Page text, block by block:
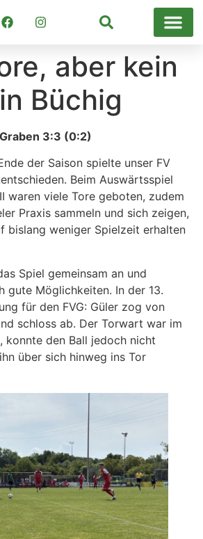
Suchen
aber kein
Büchig
3:3 (0:2)
der Saison spielte unser FV
Beim Auswärtsspiel
waren viele Tore geboten, zudem
Praxis sammeln und sich zeigen,
bislang weniger Spielzeit erhalten
Spiel gemeinsam an und
gute Möglichkeiten. In der 13.
für den FVG: Güler zog von
schloss ab. Der Torwart war im
konnte den Ball jedoch nicht
über sich hinweg ins Tor